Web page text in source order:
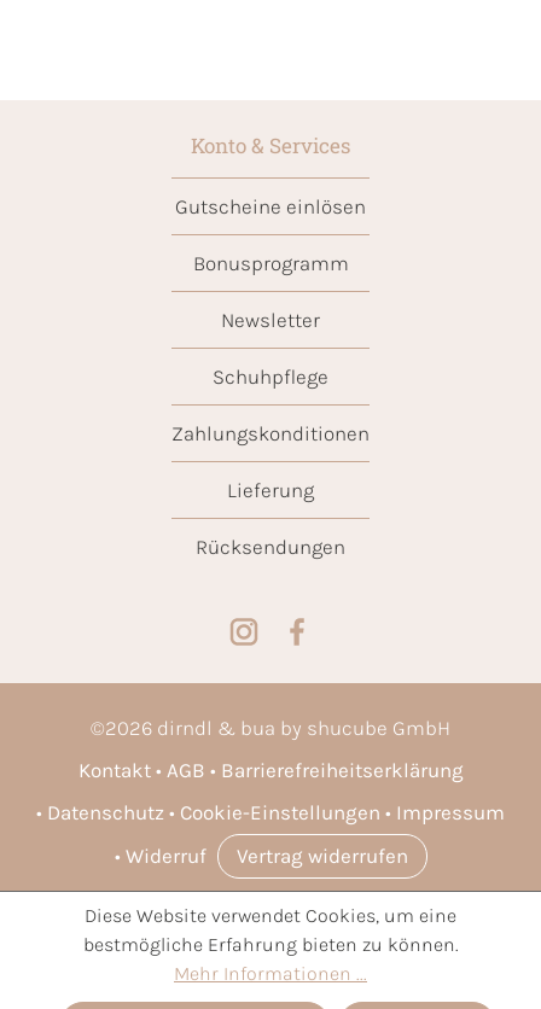
Konto & Services
Gutscheine einlösen
Bonusprogramm
Newsletter
Schuhpflege
Zahlungskonditionen
Lieferung
Rücksendungen
©2026 dirndl & bua by shucube GmbH
Kontakt
AGB
Barrierefreiheitserklärung
Datenschutz
Cookie-Einstellungen
Impressum
Widerruf
Vertrag widerrufen
* Alle Preise inkl. gesetzl. Mehrwertsteuer zzgl.Versandkosten
und ggf. Nachnahmegebühren, wenn nicht anders angegeben.
Diese Website verwendet Cookies, um eine
bestmögliche Erfahrung bieten zu können.
Mehr Informationen ...